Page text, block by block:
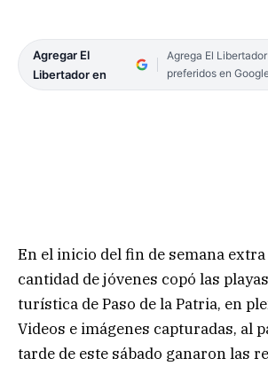
Agregar El
Libertador en
Agrega El
preferidos en
En el inicio del fin de semana
cantidad de jóvenes copó las
turística de Paso de la Patria, en
Videos e imágenes capturadas, al
tarde de este sábado ganaron las